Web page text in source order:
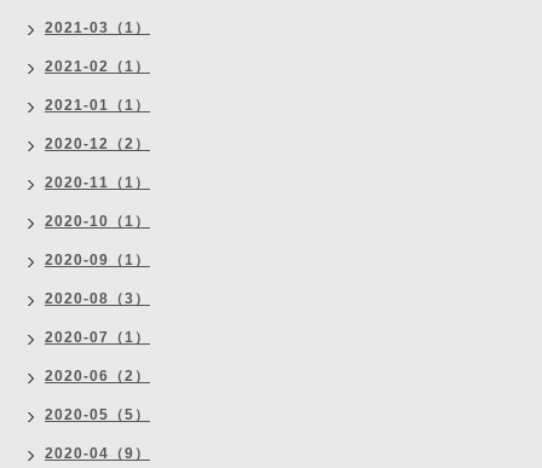
2021-03（1）
2021-02（1）
2021-01（1）
2020-12（2）
2020-11（1）
2020-10（1）
2020-09（1）
2020-08（3）
2020-07（1）
2020-06（2）
2020-05（5）
2020-04（9）